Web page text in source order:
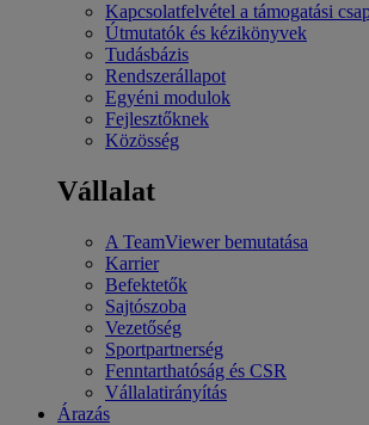
Kapcsolatfelvétel a támogatási
Útmutatók és kézikönyvek
Tudásbázis
Rendszerállapot
Egyéni modulok
Fejlesztőknek
Közösség
Vállalat
A TeamViewer bemutatása
Karrier
Befektetők
Sajtószoba
Vezetőség
Sportpartnerség
Fenntarthatóság és CSR
Vállalatirányítás
Árazás